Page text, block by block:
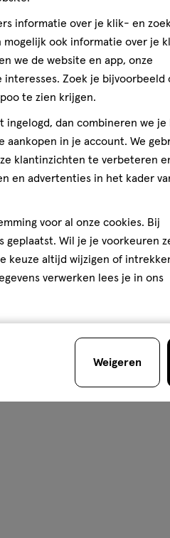
informatie over je klik- en
mogelijk ook informatie over je
we de website en app, onze
interesses. Zoek je bijvoorbeeld
te zien krijgen.
ingelogd, dan combineren we
in je account. We
klantinzichten te verbeteren
en advertenties in het kader
voor al onze cookies. Bij
geplaatst. Wil je je voorkeuren
keuze altijd wijzigen of
verwerken lees je in ons
Weigeren